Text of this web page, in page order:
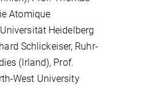
Atomique
Heidelberg
Schlickeiser, Ruhr-
(Irland), Prof.
West University